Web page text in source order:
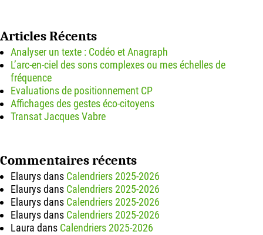
Articles Récents
Analyser un texte : Codéo et Anagraph
L’arc-en-ciel des sons complexes ou mes échelles de
fréquence
Evaluations de positionnement CP
Affichages des gestes éco-citoyens
Transat Jacques Vabre
Commentaires récents
Elaurysdans Calendriers 2025-2026
Elaurysdans Calendriers 2025-2026
Elaurysdans Calendriers 2025-2026
Elaurysdans Calendriers 2025-2026
Laura dans Calendriers 2025-2026